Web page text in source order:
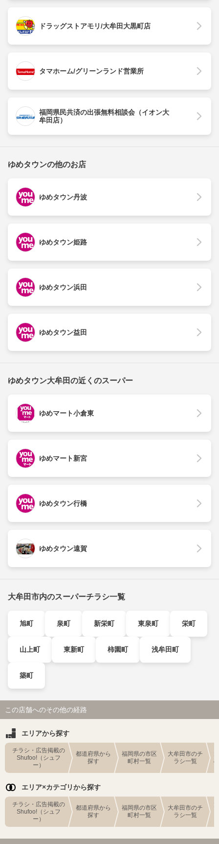
ドラッグストアモリ/大牟田大黒町店
タマホーム/グリーンランド営業所
福岡県民共済の出張無料相談会（イオン大
牟田店）
ゆめタウンの他のお店
ゆめタウン丹波
ゆめタウン姫路
ゆめタウン浜田
ゆめタウン益田
ゆめタウン大牟田の近くのスーパー
ゆめマート小倉東
ゆめマート新宮
ゆめタウン行橋
ゆめタウン遠賀
大牟田市内のスーパーチラシ一覧
旭町 泉町 新栄町 東泉町 栄町
山上町 東新町 柿園町 浅牟田町
築町
この店舗へのその他の経路
エリアから探す
チラシ・広告掲載の
Shufoo!（シュフ
ー）
都道府県から
探す
福岡県の市区
町村一覧
大牟田市のチ
ラシ一覧
エリア×カテゴリから探す
チラシ・広告掲載の
Shufoo!（シュフ
ー）
都道府県から
探す
福岡県の市区
町村一覧
大牟田市のチ
ラシ一覧